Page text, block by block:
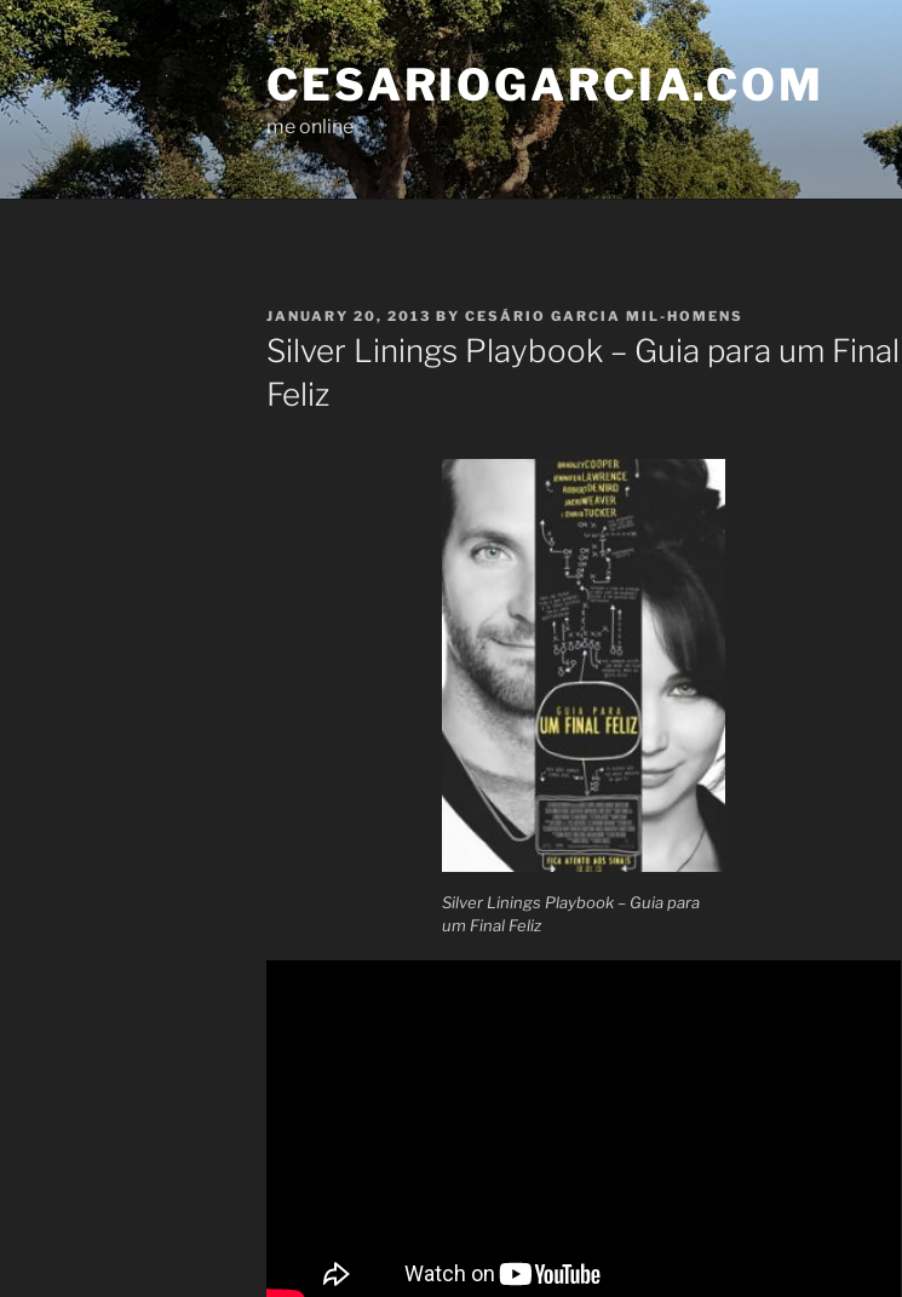
Skip
to
content
CESARIOGARCIA.COM
me online
POSTED
ON
JANUARY 20, 2013 BY CESÁRIO GARCIA MIL-HOMENS
Silver Linings Playbook – Guia para um Final
Feliz
Silver Linings Playbook – Guia para
um Final Feliz